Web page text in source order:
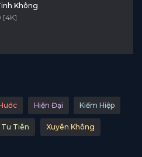
Không
[4K]
Hiện Đại Kiếm Hiệp
Tu Tiên Xuyên Không